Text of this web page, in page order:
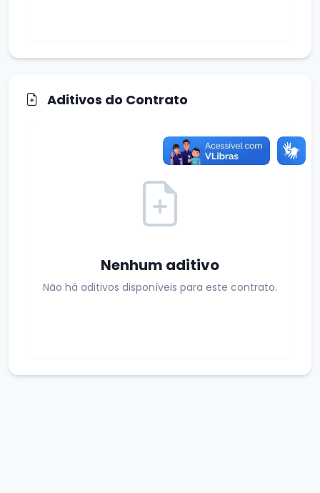
Aditivos do Contrato
Nenhum aditivo
Não há aditivos disponíveis para este contrato.